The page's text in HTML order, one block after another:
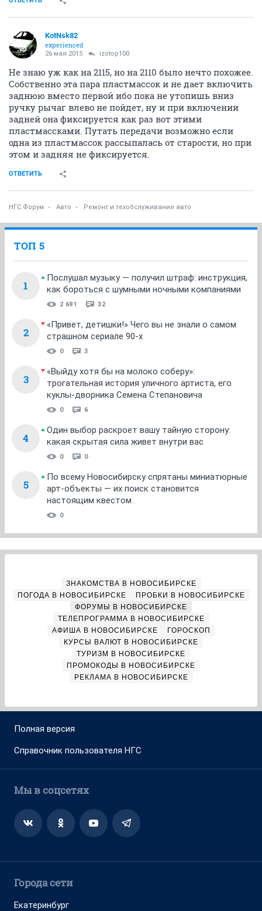
KotNsk82
experienced
26 мая 2015 izotop100
Не знаю уж как на 2115, но на 2110 было нечто похожее.
Собственно эта пара пластмассок и не дает включить
заднюю вместо первой ибо пока не утопишь вниз
ручку рычаг влево не пойдет, ну и при включении
задней она фиксируется как раз вот этими
пластмассками. Путать передачи возможно если
одна из пластмассок рассыпалась от старости, но при
этом и задняя не фиксируется.
ОТВЕТИТЬ
НГС.Форум Авто Ремонт и техобслуживание авто
ТОП 5
1
Послушал музыку — получил штраф: инструкция,
как бороться с шумными ночными компаниями
2 691 32
2
«Привет, детишки!» Чего вы не знали о самом
страшном сериале 90-х
0 3
3
«Выйду хотя бы на молоко соберу»:
трогательная история уличного артиста, его
куклы-дворника Семена Степановича
0 6
4
Один выбор раскроет вашу тайную сторону:
какая скрытая сила живет внутри вас
0 0
5
По всему Новосибирску спрятаны миниатюрные
арт-объекты — их поиск становится
настоящим квестом
0
ЗНАКОМСТВА В НОВОСИБИРСКЕ
ПОГОДА В НОВОСИБИРСКЕ
ПРОБКИ В НОВОСИБИРСКЕ
ФОРУМЫ В НОВОСИБИРСКЕ
ТЕЛЕПРОГРАММА В НОВОСИБИРСКЕ
АФИША В НОВОСИБИРСКЕ
ГОРОСКОП
КУРСЫ ВАЛЮТ В НОВОСИБИРСКЕ
ТУРИЗМ В НОВОСИБИРСКЕ
ПРОМОКОДЫ В НОВОСИБИРСКЕ
РЕКЛАМА В НОВОСИБИРСКЕ
Полная версия
Справочник пользователя НГС
Мы в соцсетях
Города сети
Екатеринбург